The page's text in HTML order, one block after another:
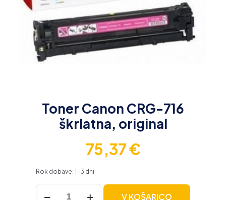
Toner Canon CRG-716
škrlatna, original
75,37€
Rok dobave: 1-3 dni
Toner
Canon
V KOŠARICO